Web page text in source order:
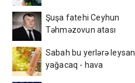
Şuşa fatehi Ceyhun
Təhməzovun atası
Sabah bu yerlərə leysan
yağacaq - hava